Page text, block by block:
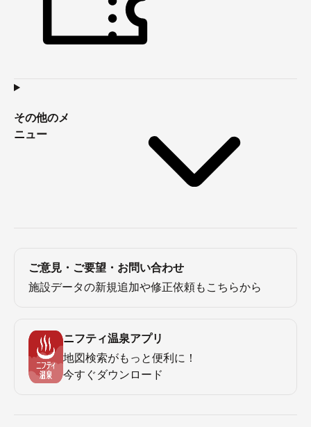
その他のメ
ニュー
ご意見・ご要望・お問い合わせ
施設データの新規追加や修正依頼もこちらから
ニフティ温泉アプリ
地図検索がもっと便利に！
今すぐダウンロード